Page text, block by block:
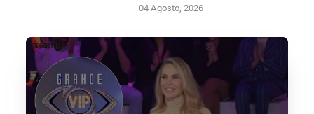
04 Agosto, 2026